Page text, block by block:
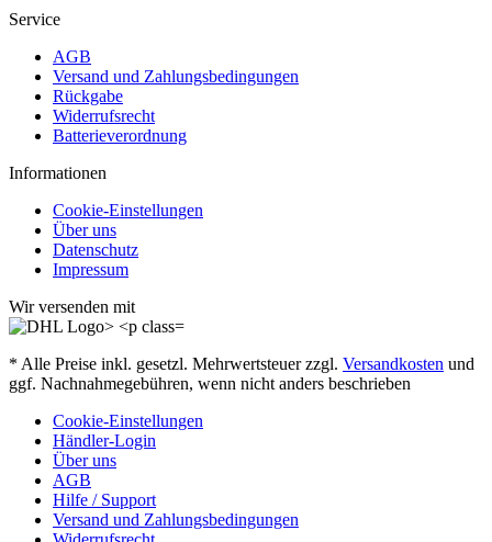
Service
AGB
Versand und Zahlungsbedingungen
Rückgabe
Widerrufsrecht
Batterieverordnung
Informationen
Cookie-Einstellungen
Über uns
Datenschutz
Impressum
Wir versenden mit
* Alle Preise inkl. gesetzl. Mehrwertsteuer zzgl. Versandkosten und
ggf. Nachnahmegebühren, wenn nicht anders beschrieben
Cookie-Einstellungen
Händler-Login
Über uns
AGB
Hilfe / Support
Versand und Zahlungsbedingungen